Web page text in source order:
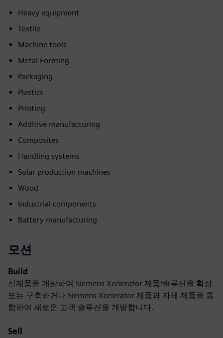
Heavy equipment
Textile
Machine tools
Metal Forming
Packaging
Plastics
Printing
Additive manufacturing
Composites
Handling systems
Solar production machines
Wood
Industrial components
Battery manufacturing
모션
Build
신제품을 개발하여 Siemens Xcelerator 제품/솔루션을 확장
또는 구축하거나 Siemens Xcelerator 제품과 자체 제품을 통
합하여 새로운 고객 솔루션을 개발합니다.
Sell